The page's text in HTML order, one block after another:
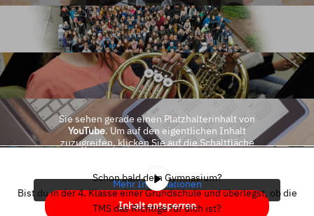
Sie sehen gerade einen Platzhalterinhalt von
YouTube. Um auf den eigentlichen Inhalt
zuzugreifen, klicken Sie auf die Schaltfläche
Mehr Informationen
Inhalt entsperren
Schon bald dein Gymnasium?
Bist du in der 4. Klasse einer Grundschule und überlegst, ob die
TMS das Richtige für dich ist?